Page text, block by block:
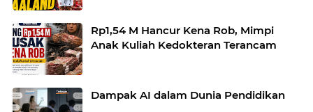
Rp1,54 M Hancur Kena Rob, Mimpi
Anak Kuliah Kedokteran Terancam
Dampak AI dalam Dunia Pendidikan